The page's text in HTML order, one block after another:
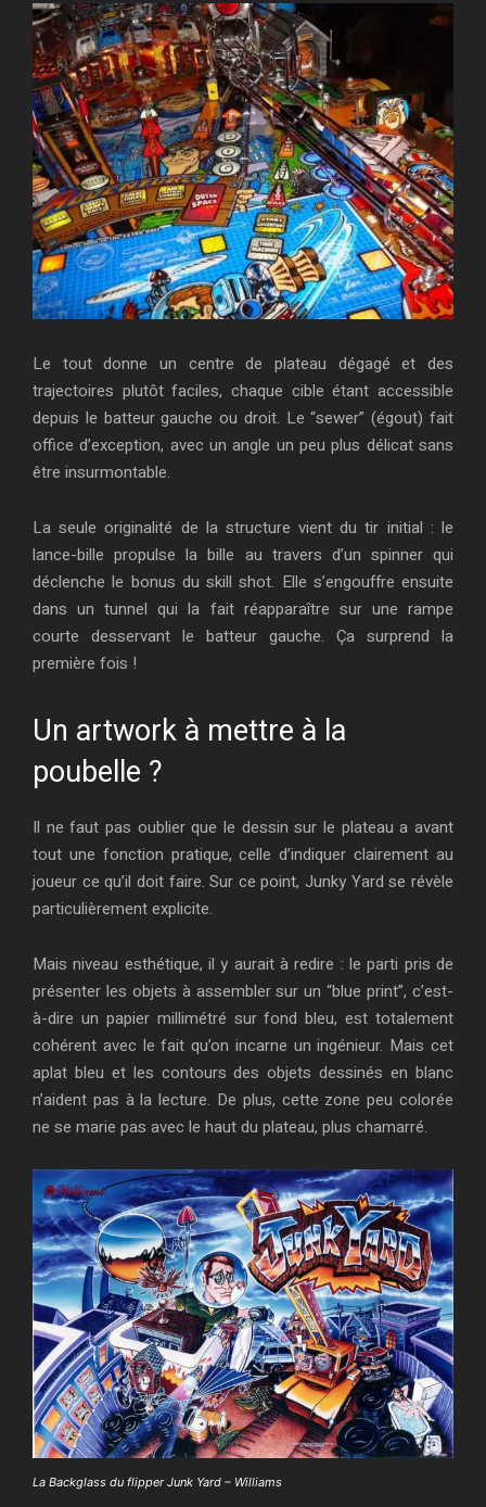
Le tout donne un centre de plateau dégagé et des
trajectoires plutôt faciles, chaque cible étant accessible
depuis le batteur gauche ou droit. Le “sewer” (égout) fait
office d’exception, avec un angle un peu plus délicat sans
être insurmontable.
La seule originalité de la structure vient du tir initial : le
lance-bille propulse la bille au travers d’un spinner qui
déclenche le bonus du skill shot. Elle s’engouffre ensuite
dans un tunnel qui la fait réapparaître sur une rampe
courte desservant le batteur gauche. Ça surprend la
première fois !
Un artwork à mettre à la
poubelle ?
Il ne faut pas oublier que le dessin sur le plateau a avant
tout une fonction pratique, celle d’indiquer clairement au
joueur ce qu’il doit faire. Sur ce point, Junky Yard se révèle
particulièrement explicite.
Mais niveau esthétique, il y aurait à redire : le parti pris de
présenter les objets à assembler sur un “blue print”, c’est-
à-dire un papier millimétré sur fond bleu, est totalement
cohérent avec le fait qu’on incarne un ingénieur. Mais cet
aplat bleu et les contours des objets dessinés en blanc
n’aident pas à la lecture. De plus, cette zone peu colorée
ne se marie pas avec le haut du plateau, plus chamarré.
La Backglass du flipper Junk Yard – Williams